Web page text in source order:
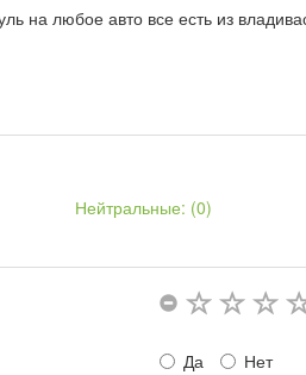
на любое авто все есть из
Нейтральные: (0)
Да Нет